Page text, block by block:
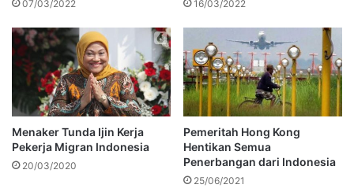
07/03/2022 16/03/2022
Menaker Tunda Ijin Kerja
Pekerja Migran Indonesia
20/03/2020
Pemeritah Hong Kong
Hentikan Semua
Penerbangan dari Indonesia
25/06/2021